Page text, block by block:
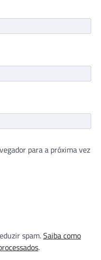
para a próxima vez
spam.Saiba como
.